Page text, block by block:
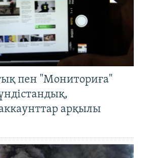
пен "Мониториға"
арқылы